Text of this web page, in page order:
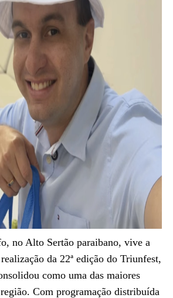
no Alto Sertão paraibano, vive a
da 22ª edição do Triunfest,
como uma das maiores
Com programação distribuída